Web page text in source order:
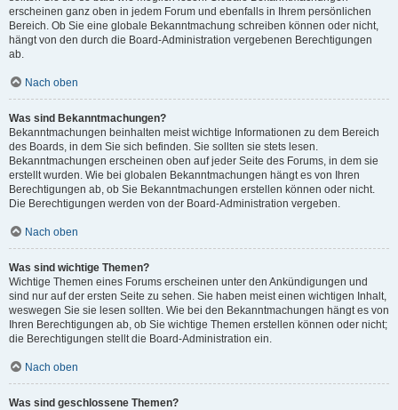
erscheinen ganz oben in jedem Forum und ebenfalls in Ihrem persönlichen
Bereich. Ob Sie eine globale Bekanntmachung schreiben können oder nicht,
hängt von den durch die Board-Administration vergebenen Berechtigungen
ab.
Nach oben
Was sind Bekanntmachungen?
Bekanntmachungen beinhalten meist wichtige Informationen zu dem Bereich
des Boards, in dem Sie sich befinden. Sie sollten sie stets lesen.
Bekanntmachungen erscheinen oben auf jeder Seite des Forums, in dem sie
erstellt wurden. Wie bei globalen Bekanntmachungen hängt es von Ihren
Berechtigungen ab, ob Sie Bekanntmachungen erstellen können oder nicht.
Die Berechtigungen werden von der Board-Administration vergeben.
Nach oben
Was sind wichtige Themen?
Wichtige Themen eines Forums erscheinen unter den Ankündigungen und
sind nur auf der ersten Seite zu sehen. Sie haben meist einen wichtigen Inhalt,
weswegen Sie sie lesen sollten. Wie bei den Bekanntmachungen hängt es von
Ihren Berechtigungen ab, ob Sie wichtige Themen erstellen können oder nicht;
die Berechtigungen stellt die Board-Administration ein.
Nach oben
Was sind geschlossene Themen?